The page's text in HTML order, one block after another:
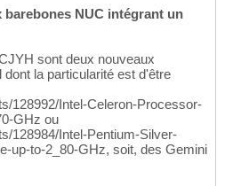
barebones NUC intégrant un
sont deux nouveaux
la particularité est d'être
128992/Intel-Celeron-Processor-
GHz ou
128984/Intel-Pentium-Silver-
up-to-2_80-GHz, soit, des Gemini